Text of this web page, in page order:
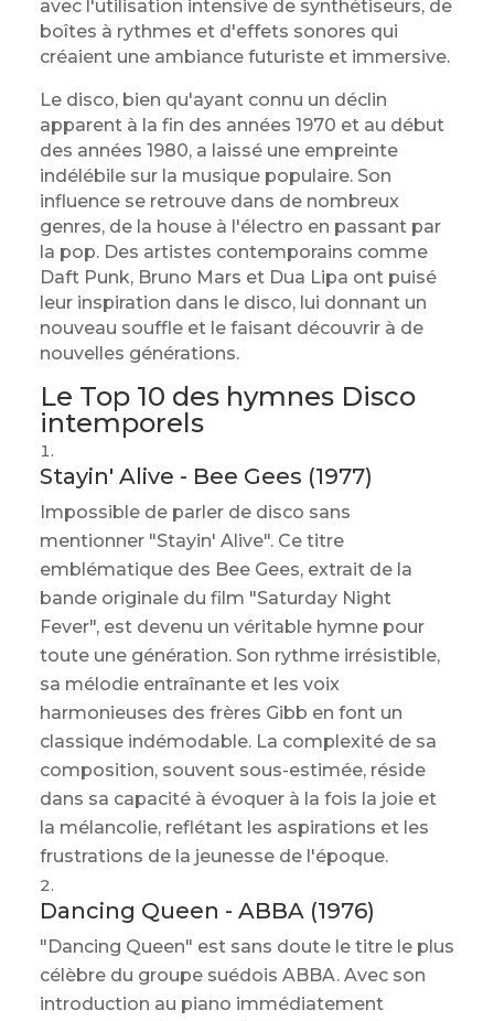
avec l'utilisation intensive de synthétiseurs, de
boîtes à rythmes et d'effets sonores qui
créaient une ambiance futuriste et immersive.
Le disco, bien qu'ayant connu un déclin
apparent à la fin des années 1970 et au début
des années 1980, a laissé une empreinte
indélébile sur la musique populaire. Son
influence se retrouve dans de nombreux
genres, de la house à l'électro en passant par
la pop. Des artistes contemporains comme
Daft Punk, Bruno Mars et Dua Lipa ont puisé
leur inspiration dans le disco, lui donnant un
nouveau souffle et le faisant découvrir à de
nouvelles générations.
Le Top 10 des hymnes Disco
intemporels
Stayin' Alive - Bee Gees (1977)
Impossible de parler de disco sans
mentionner "Stayin' Alive". Ce titre
emblématique des Bee Gees, extrait de la
bande originale du film "Saturday Night
Fever", est devenu un véritable hymne pour
toute une génération. Son rythme irrésistible,
sa mélodie entraînante et les voix
harmonieuses des frères Gibb en font un
classique indémodable. La complexité de sa
composition, souvent sous-estimée, réside
dans sa capacité à évoquer à la fois la joie et
la mélancolie, reflétant les aspirations et les
frustrations de la jeunesse de l'époque.
Dancing Queen - ABBA (1976)
"Dancing Queen" est sans doute le titre le plus
célèbre du groupe suédois ABBA. Avec son
introduction au piano immédiatement